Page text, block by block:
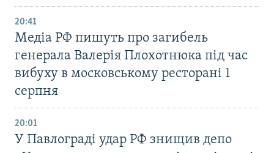
20:41
Медіа РФ пишуть про загибель
генерала Валерія Плохотнюка під час
вибуху в московському ресторані 1
серпня
20:01
У Павлограді удар РФ знищив депо